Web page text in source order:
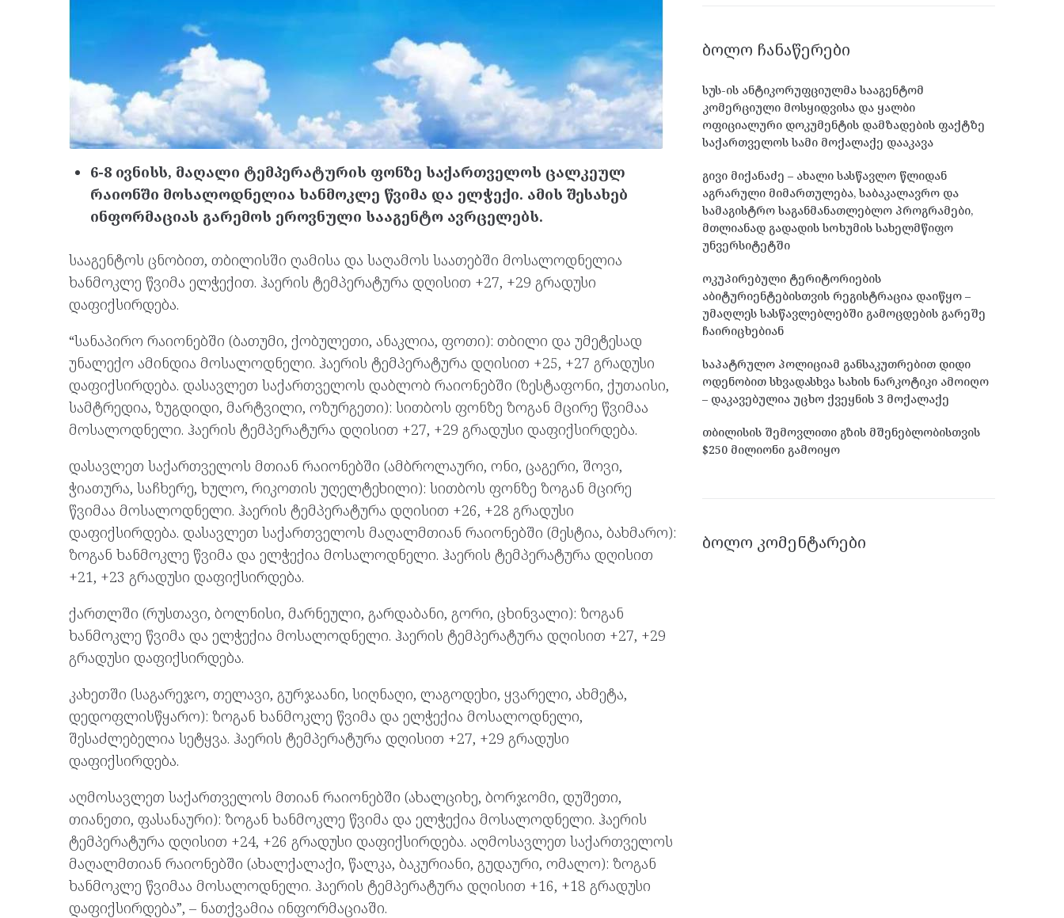
6-8 ივნისს, მაღალი ტემპერატურის ფონზე საქართველოს ცალკეულ
რაიონში მოსალოდნელია ხანმოკლე წვიმა და ელჭექი. ამის შესახებ
ინფორმაციას გარემოს ეროვნული სააგენტო ავრცელებს.
სააგენტოს ცნობით, თბილისში ღამისა და საღამოს საათებში მოსალოდნელია
ხანმოკლე წვიმა ელჭექით. ჰაერის ტემპერატურა დღისით +27, +29 გრადუსი
დაფიქსირდება.
“სანაპირო რაიონებში (ბათუმი, ქობულეთი, ანაკლია, ფოთი): თბილი და უმეტესად
უნალექო ამინდია მოსალოდნელი. ჰაერის ტემპერატურა დღისით +25, +27 გრადუსი
დაფიქსირდება. დასავლეთ საქართველოს დაბლობ რაიონებში (ზესტაფონი, ქუთაისი,
სამტრედია, ზუგდიდი, მარტვილი, ოზურგეთი): სითბოს ფონზე ზოგან მცირე წვიმაა
მოსალოდნელი. ჰაერის ტემპერატურა დღისით +27, +29 გრადუსი დაფიქსირდება.
დასავლეთ საქართველოს მთიან რაიონებში (ამბროლაური, ონი, ცაგერი, შოვი,
ჭიათურა, საჩხერე, ხულო, რიკოთის უღელტეხილი): სითბოს ფონზე ზოგან მცირე
წვიმაა მოსალოდნელი. ჰაერის ტემპერატურა დღისით +26, +28 გრადუსი
დაფიქსირდება. დასავლეთ საქართველოს მაღალმთიან რაიონებში (მესტია, ბახმარო):
ზოგან ხანმოკლე წვიმა და ელჭექია მოსალოდნელი. ჰაერის ტემპერატურა დღისით
+21, +23 გრადუსი დაფიქსირდება.
ქართლში (რუსთავი, ბოლნისი, მარნეული, გარდაბანი, გორი, ცხინვალი): ზოგან
ხანმოკლე წვიმა და ელჭექია მოსალოდნელი. ჰაერის ტემპერატურა დღისით +27, +29
გრადუსი დაფიქსირდება.
კახეთში (საგარეჯო, თელავი, გურჯაანი, სიღნაღი, ლაგოდეხი, ყვარელი, ახმეტა,
დედოფლისწყარო): ზოგან ხანმოკლე წვიმა და ელჭექია მოსალოდნელი,
შესაძლებელია სეტყვა. ჰაერის ტემპერატურა დღისით +27, +29 გრადუსი
დაფიქსირდება.
აღმოსავლეთ საქართველოს მთიან რაიონებში (ახალციხე, ბორჯომი, დუშეთი,
თიანეთი, ფასანაური): ზოგან ხანმოკლე წვიმა და ელჭექია მოსალოდნელი. ჰაერის
ტემპერატურა დღისით +24, +26 გრადუსი დაფიქსირდება. აღმოსავლეთ საქართველოს
მაღალმთიან რაიონებში (ახალქალაქი, წალკა, ბაკურიანი, გუდაური, ომალო): ზოგან
ხანმოკლე წვიმაა მოსალოდნელი. ჰაერის ტემპერატურა დღისით +16, +18 გრადუსი
დაფიქსირდება”, – ნათქვამია ინფორმაციაში.
ᲑᲝᲚᲝ ᲩᲐᲜᲐᲬᲔᲠᲔᲑᲘ
სუს-ის ანტიკორუფციულმა სააგენტომ
კომერციული მოსყიდვისა და ყალბი
ოფიციალური დოკუმენტის დამზადების ფაქტზე
საქართველოს სამი მოქალაქე დააკავა
გივი მიქანაძე – ახალი სასწავლო წლიდან
აგრარული მიმართულება, საბაკალავრო და
სამაგისტრო საგანმანათლებლო პროგრამები,
მთლიანად გადადის სოხუმის სახელმწიფო
უნვერსიტეტში
ოკუპირებული ტერიტორიების
აბიტურიენტებისთვის რეგისტრაცია დაიწყო –
უმაღლეს სასწავლებლებში გამოცდების გარეშე
ჩაირიცხებიან
საპატრულო პოლიციამ განსაკუთრებით დიდი
ოდენობით სხვადასხვა სახის ნარკოტიკი ამოიღო
– დაკავებულია უცხო ქვეყნის 3 მოქალაქე
თბილისის შემოვლითი გზის მშენებლობისთვის
$250 მილიონი გამოიყო
ᲑᲝᲚᲝ ᲙᲝᲛᲔᲜᲢᲐᲠᲔᲑᲘ